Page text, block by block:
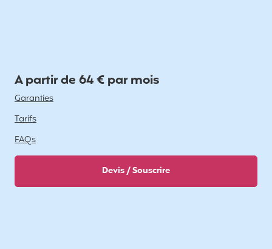
A partir de 64 € par mois
Garanties
Tarifs
FAQs
Devis / Souscrire